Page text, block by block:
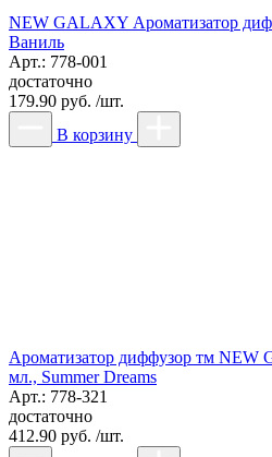
NEW GALAXY Ароматизатор
Ваниль
Арт.: 778-001
достаточно
179.90 руб. /шт.
В корзину
Ароматизатор диффузор тм NEW
мл., Summer Dreams
Арт.: 778-321
достаточно
412.90 руб. /шт.